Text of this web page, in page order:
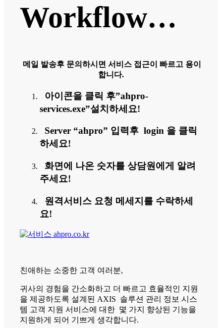
Workflow…
메일 발송후 문의하시면 서비스 접근이 빠르고 용이
합니다.
아이콘을 클릭 후”ahpro-
services.exe”설치하세요!
Server “ahpro” 입력후 login 을 클릭
하세요!
화면에 나온 숫자를 상담원에게 알려
주세요!
원격서비스 요청 메세지를 수락하세
요!
친애하는 소중한 고객 여러분,
귀사의 경험을 간소화하고 더 빠르고 효율적인 지원
을 제공하도록 설계된 AXIS 솔루션 관리 정보 시스
템 고객 지원 서비스에 대한 몇 가지 향상된 기능을
지원하게 되어 기쁘게 생각합니다.